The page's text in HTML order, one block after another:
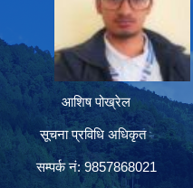
आशिष पोख्रेल
सूचना प्रविधि अधिकृत
सम्पर्क नं: 9857868021